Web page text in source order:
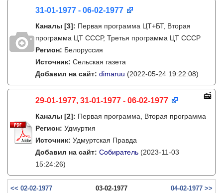
31-01-1977 - 06-02-1977
Каналы [3]: Первая программа ЦТ+БТ, Вторая
программа ЦТ ССCР, Третья программа ЦТ ССCР
Регион: Белоруссия
Источник: Сельская газета
Добавил на сайт: dimaruu (2022-05-24 19:22:08)
29-01-1977, 31-01-1977 - 06-02-1977
Каналы [2]: Первая программа, Вторая программа
Регион: Удмуртия
Источник: Удмуртская Правда
Добавил на сайт: Собиратель (2023-11-03
15:24:26)
<< 02-02-1977 03-02-1977 04-02-1977 >>